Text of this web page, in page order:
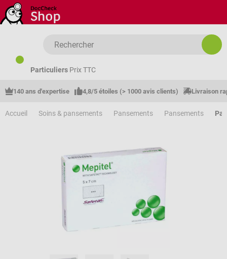
Passer au contenu principal
Particuliers Prix TTC
140 ans d'expertise 4,8/5 étoiles (> 1000 avis clients) Livraison
Accueil Soins & pansements Pansements Pansements